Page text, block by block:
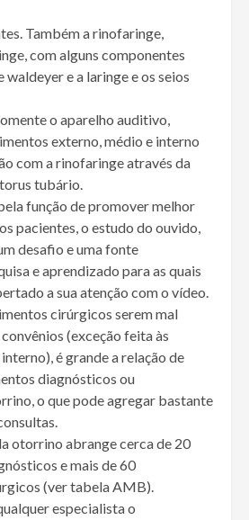
Também a rinofaringe,
com alguns componentes
e a laringe e os seios
o aparelho auditivo,
externo, médio e interno
com a rinofaringe através da
tubário.
função de promover melhor
pacientes, o estudo do ouvido,
desafio e uma fonte
e aprendizado para as quais
a sua atenção com o vídeo.
cirúrgicos serem mal
(exceção feita às
é grande a relação de
diagnósticos ou
o que pode agregar bastante
otorrino abrange cerca de 20
e mais de 60
(ver tabela AMB).
especialista o